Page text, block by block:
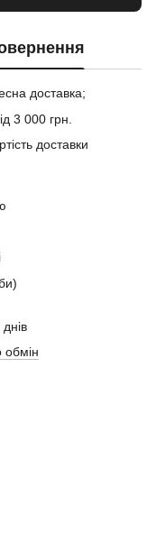
доставка;
3 000 грн.
доставки
обмін